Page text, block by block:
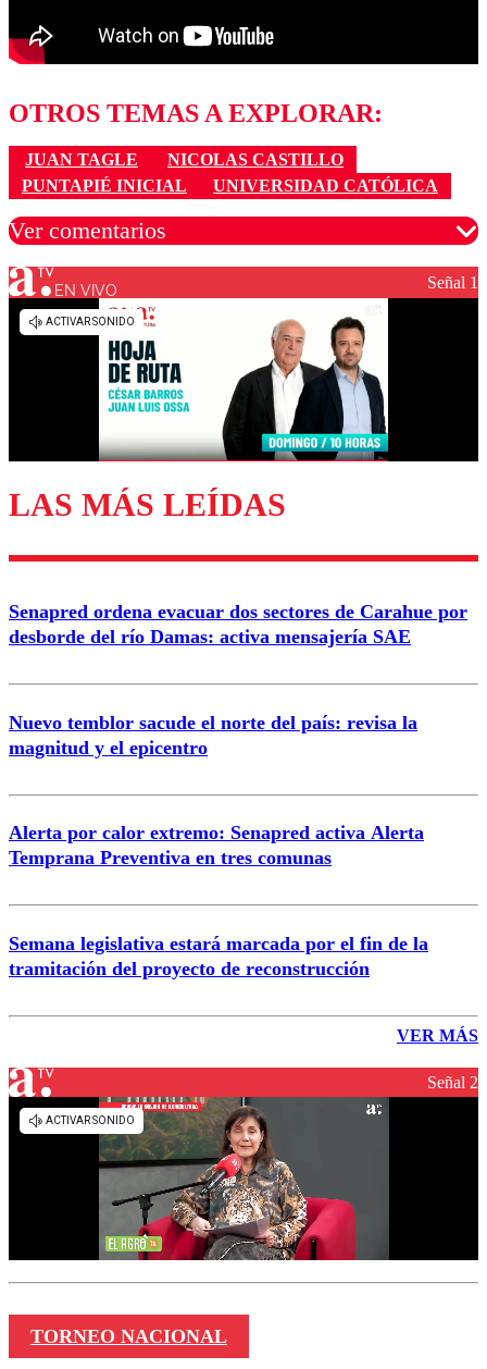
OTROS TEMAS A EXPLORAR:
JUAN TAGLE
NICOLAS CASTILLO
PUNTAPIÉ INICIAL
UNIVERSIDAD CATÓLICA
Ver comentarios
Los comentarios son moderados para garantizar un
diálogo respetuoso.
Enviar comentario
EN VIVO Señal 1
LAS MÁS LEÍDAS
Senapred ordena evacuar dos sectores de Carahue por
desborde del río Damas: activa mensajería SAE
Nuevo temblor sacude el norte del país: revisa la
magnitud y el epicentro
Alerta por calor extremo: Senapred activa Alerta
Temprana Preventiva en tres comunas
Semana legislativa estará marcada por el fin de la
tramitación del proyecto de reconstrucción
VER MÁS
Señal 2
TORNEO NACIONAL